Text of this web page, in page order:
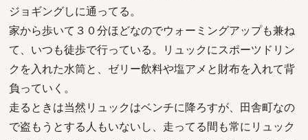
ジョギングしに通ってる。
家から歩いて３０分ほどなのでウォーミングアップも兼ね
て、いつも徒歩で行っている。リュックにスポーツドリン
クを入れた水筒と、ゼリー飲料や塩アメと財布を入れて背
負っていく。
走るときは当然リュックはベンチに降ろすが、田舎町なの
で盗もうとする人もいないし、走ってる間も常にリュック